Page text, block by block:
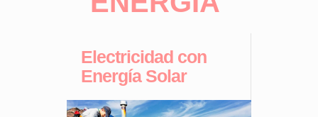
Electricidad con
Energía Solar